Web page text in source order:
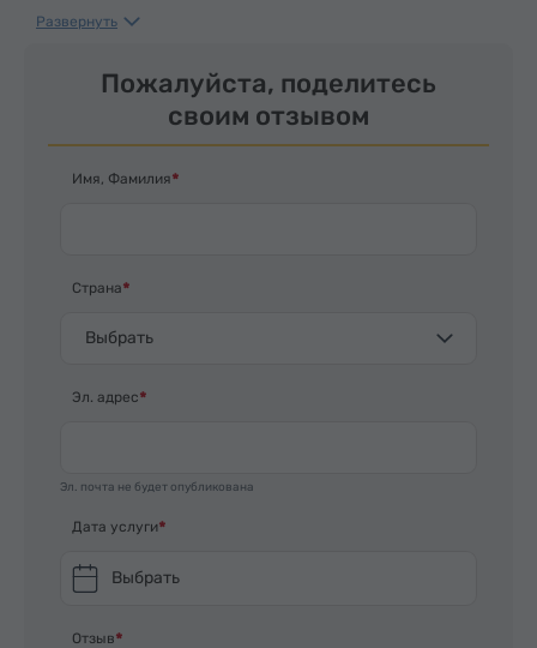
водителям Спартаку и Хачатуру за интересные,
дорога – одна станция), Озеро Севан (Монастырь
Севанаванк). Мы получили бурю положительных
эмоций, комфортную поездку и армянские
вкусности…Так же, огромное спасибо за
хочется вернуться еще и продолжить познавать
Развернуть
Пожалуйста, поделитесь
своим отзывом
Имя, Фамилия
Страна
Выбрать
Эл. адрес
Эл. почта не будет опубликована
Дата услуги
Выбрать
Отзыв